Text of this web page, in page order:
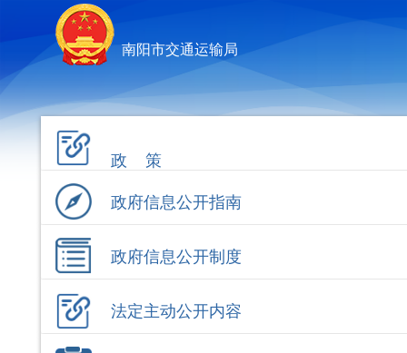
南阳市交通运输局
政 策
政府信息公开指南
政府信息公开制度
法定主动公开内容